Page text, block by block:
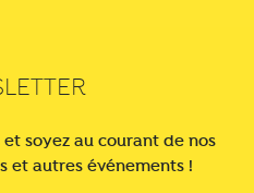
soyez au courant de nos
et autres événements !